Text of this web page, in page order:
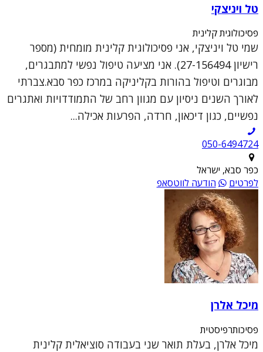
טל ויניצקי
פסיכולוגית קלינית
שמי טל ויניצקי, אני פסיכולוגית קלינית מומחית (מספר
רישיון 27-156494). אני מציעה טיפול נפשי למתבגרים,
מבוגרים וטיפול בהורות בקליניקה במרכז כפר סבא.צברתי
לאורך השנים ניסיון עם מגוון רחב של התמודדויות ואתגרים
נפשיים, כגון דיכאון, חרדה, הפרעות אכילה...
050-6494724
כפר סבא, ישראל
לפרטים
הודעה לווטסאפ
מיכל אלרן
פסיכותרפיסטית
מיכל אלרן, בעלת תואר שני בעבודה סוציאלית קלינית